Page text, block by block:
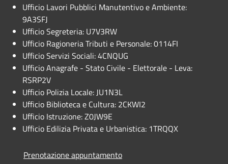
Ufficio Lavori Pubblici Manutentivo e Ambiente:
9A3SFJ
Ufficio Segreteria: U7V3RW
Ufficio Ragioneria Tributi e Personale: 0114FI
Ufficio Servizi Sociali: 4CNQUG
Ufficio Anagrafe - Stato Civile - Elettorale - Leva:
RSRP2V
Ufficio Polizia Locale: JU1N3L
Ufficio Biblioteca e Cultura: 2CKWI2
Ufficio Istruzione: Z0JW9E
Ufficio Edilizia Privata e Urbanistica: 1TRQQX
Prenotazione appuntamento